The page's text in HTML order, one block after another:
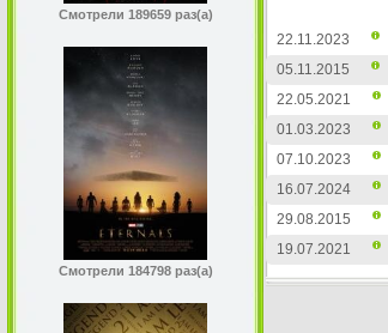
Смотрели 189659 раз(а)
Смотрели 184798 раз(а)
22.11.2023
05.11.2015
22.05.2021
01.03.2023
07.10.2023
16.07.2024
29.08.2015
19.07.2021